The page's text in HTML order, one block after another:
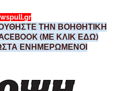
ΤΗΝ ΒΟΗΘΗΤΙΚΗ
(ΜΕ ΚΛΙΚ ΕΔΩ)
ΕΝΗΜΕΡΩΜΕΝΟΙ